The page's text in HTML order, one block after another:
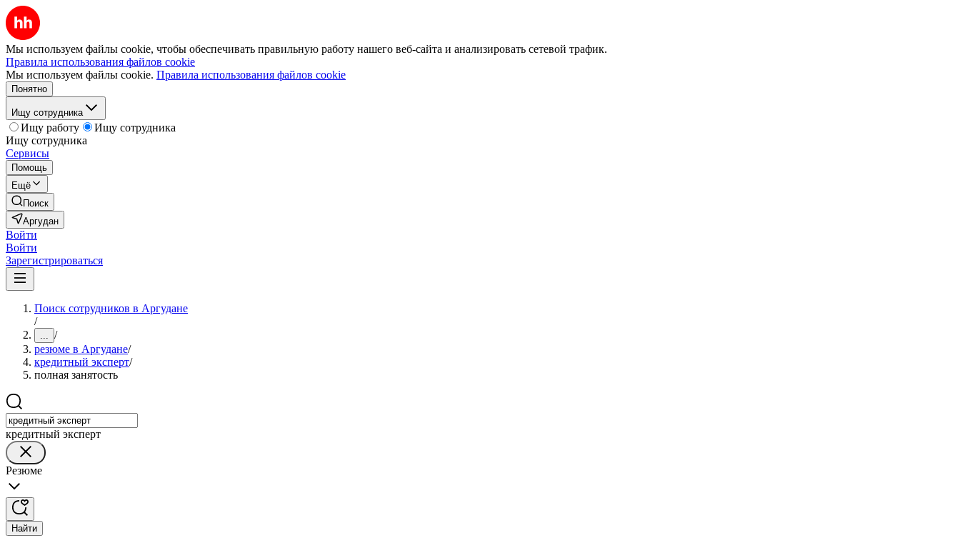
Мы используем файлы cookie, чтобы обеспечивать правильную работу нашего веб-сайта и анализировать сетевой трафик.
Правила использования файлов cookie
Мы используем файлы cookie. Правила использования файлов cookie
Понятно
Ищу сотрудника
Ищу работу
Ищу сотрудника
Ищу сотрудника
Сервисы
Помощь
Ещё
Поиск
Аргудан
Войти
Войти
Зарегистрироваться
Поиск сотрудников в Аргудане
/
... /
резюме в Аргудане/
кредитный эксперт/
полная занятость
кредитный эксперт
Резюме
Найти